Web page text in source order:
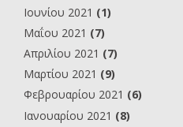
Ιουνίου 2021 (1)
Μαΐου 2021 (7)
Απριλίου 2021 (7)
Μαρτίου 2021 (9)
Φεβρουαρίου 2021 (6)
Ιανουαρίου 2021 (8)